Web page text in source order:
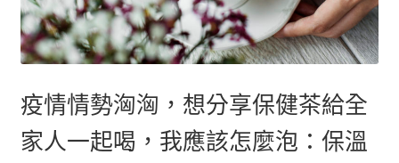
結帳頁面
關於我們
疫情情勢洶洶，想分享保健茶給全
家人一起喝，我應該怎麼泡：保溫